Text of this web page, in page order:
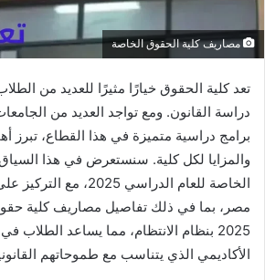
مصاريف كلية الحقوق الخاصة
تعد كلية الحقوق خيارًا مثيرًا للعديد من
دراسة القانون. ومع تواجد العديد من
برامج دراسية متميزة في هذا القطاع، تبرز
والمزايا لكل كلية. سنستعرض في هذا
الخاصة للعام الدراسي
مصر، بما في ذلك تفاصيل مصاريف كلية
2025 بنظام الانتظام، مما يساعد الطلاب
الأكاديمي الذي يتناسب مع طموحاتهم